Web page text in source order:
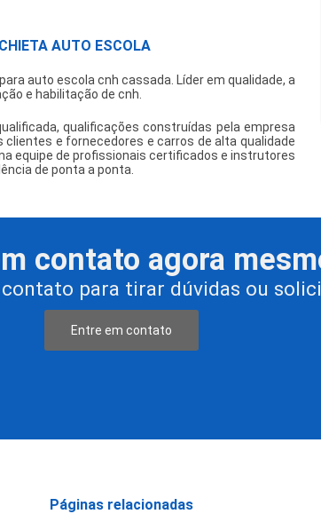
AUTO ESCOLA
auto escola cnh cassada . Líder em qualidade, a
e habilitação de cnh.
qualificações construídas pela empresa
e fornecedores e carros de alta qualidade
equipe de profissionais certificados e instrutores
de ponta a ponta.
contato agora
para tirar dúvidas ou
Entre em contato
Páginas relacionadas